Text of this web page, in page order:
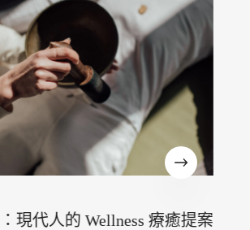
人而付出！致那些用「優秀」
功能倖存者」